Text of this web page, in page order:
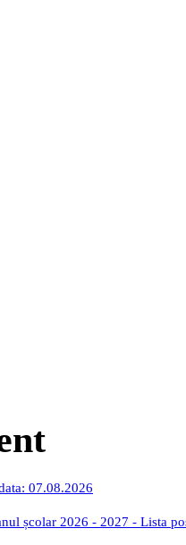
07.08.2026
școlar 2026 - 2027 - Lista